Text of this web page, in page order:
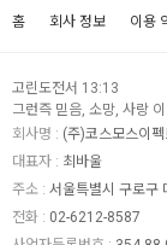
홈 회사 정보 이용
고린도전서 13:13
그런즉 믿음, 소망, 사랑
회사명 : (주)코스모스이
대표자 : 최바울
주소 : 서울특별시 구로구
전화 : 02-6212-8587